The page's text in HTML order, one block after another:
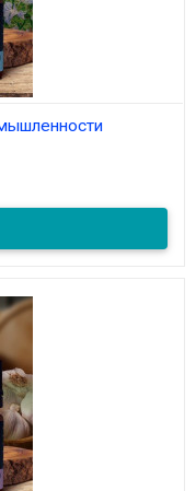
Розмарин 5 мл